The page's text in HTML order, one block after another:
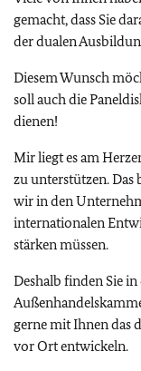
gemacht, dass Sie
der dualen
Diesem Wunsch
soll auch die
dienen!
Mir liegt es am
zu unterstützen.
wir in den
internationalen
stärken müssen.
Deshalb finden Sie
gerne mit Ihnen das
vor Ort entwickeln.